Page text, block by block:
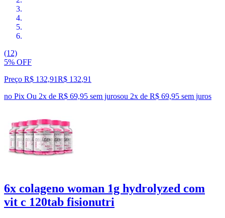
(12)
5% OFF
Preço R$ 132,91R$ 132,91
no Pix Ou 2x de R$ 69,95 sem jurosou 2x de R$ 69,95 sem juros
6x colageno woman 1g hydrolyzed com
vit c 120tab fisionutri